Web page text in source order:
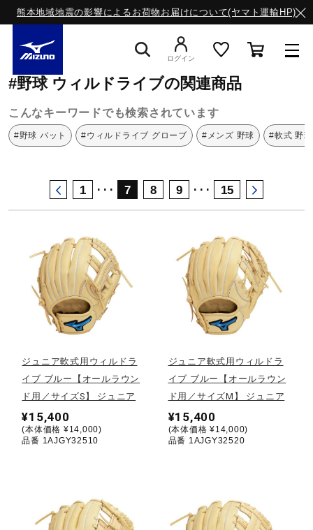
熊本地域地震の影響によるお荷物お届けについて(ヤマト運輸HP)
ライフスタイルウエア
ランニング
サッカー／フットサル
トレーニング
野球
ゴルフ
バレーボール
ログイン
ミズノ公式オンライン ウィルドライブ
#野球 ウィルドライブの関連商品
こんなキーワードでも検索されています
#野球 バット #ウィルドライブ グローブ #メンズ 野球 #軟式 野球
1 ･･･ 7 8 9 ･･･ 15
ジュニア軟式用ウィルドラ
イブ ブルー【オールラウン
ド用／サイズS】 ジュニア
¥15,400
(本体価格 ¥14,000)
品番 1AJGY32510
ジュニア軟式用ウィルドラ
イブ ブルー【オールラウン
ド用／サイズM】 ジュニア
¥15,400
(本体価格 ¥14,000)
品番 1AJGY32520